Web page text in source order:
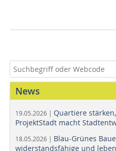
News
19.05.2026 | Quartiere
ProjektStadt macht
18.05.2026 | Blau-Grünes
widerstandsfähige und